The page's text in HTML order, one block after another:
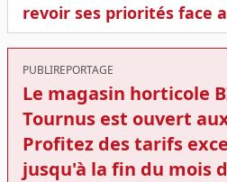
revoir ses priorités face
PUBLIREPORTAGE
Le magasin horticole
Tournus est ouvert
Profitez des tarifs
jusqu'à la fin du mois